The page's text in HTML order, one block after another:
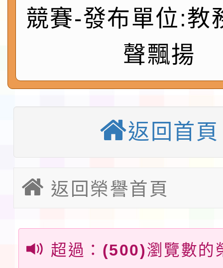
鎮韌性（防空）演習－
速演練執行計畫」
「115年金融知識線上
本校115學年度第1學
第3次招考代課鐘點教
告(不再辦理後續甄選)
檢送「桃園市115學年
賽實施要點」1份
本市「115學年度學生
程安排一案
「桃園市補助參觀特色
展演活動實施計畫」
請一案
教育部校安中心白海豚
報
淨零綠領人才培育課程
檢送桃園市115學年度
及師生本土語及新住民
115年食農教育專業人
競賽-發布單位:教
聲飄揚
返回首頁
返回榮譽首頁
超過： (500)瀏覽數的